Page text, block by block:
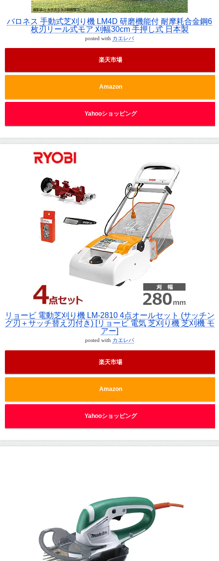
バロネス 手動式芝刈り機 LM4D 研磨機能付 耐摩耗合金鋼6
枚刃リール式モア 刈幅30cm 手押し式 日本製
posted with カエレバ
楽天市場
Amazon
Yahooショッピング
リョービ 電動芝刈り機 LM-2810 4点オールセット (サッチン
グ刃＋サッチ替え刃付き) [リョービ 電気 芝刈り機 芝刈機 モ
アー]
posted with カエレバ
楽天市場
Amazon
Yahooショッピング